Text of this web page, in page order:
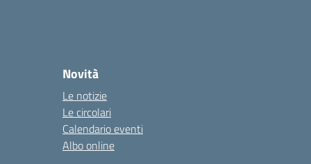
Novità
Le notizie
Le circolari
Calendario eventi
Albo online